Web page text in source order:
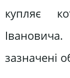
купляє
зазначені